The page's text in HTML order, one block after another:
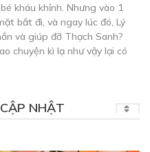
kháu khỉnh. Nhưng vào 1
bắt đi, và ngay lúc đó, Lý
và giúp đỡ Thạch Sanh?
chuyện kì lạ như vậy lại có
NHẬT